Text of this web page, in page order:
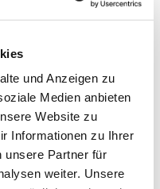
und Anzeigen zu
Medien anbieten
Website zu
Informationen zu Ihrer
unsere Partner für
weiter. Unsere
auch